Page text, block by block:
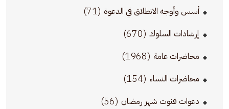
أسس وأوجه الانطلاق في الدعوة (71)
إرشادات السلوك (670)
محاضرات عامة (1968)
محاضرات النساء (154)
دعوات قنوت شهر رمضان (56)